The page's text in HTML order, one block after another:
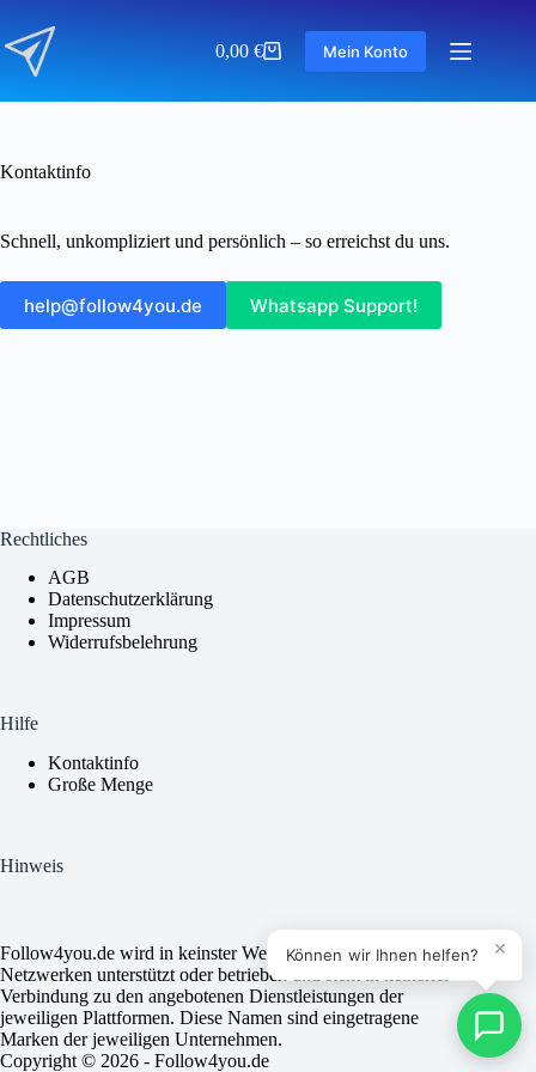
Inhalt
springen
Warenkorb
0,00€ Mein Konto
Kontaktinfo
Schnell, unkompliziert und persönlich – so erreichst du uns.
help@follow4you.de Whatsapp Support!
Rechtliches
AGB
Datenschutzerklärung
Impressum
Widerrufsbelehrung
Hilfe
Kontaktinfo
Große Menge
Hinweis
Follow4you.de wird in keinster Weise von den sozialen
Netzwerken unterstützt oder betrieben und steht in keinerlei
Verbindung zu den angebotenen Dienstleistungen der
jeweiligen Plattformen. Diese Namen sind eingetragene
Marken der jeweiligen Unternehmen.
Copyright © 2026 - Follow4you.de
Können wir Ihnen helfen? ×